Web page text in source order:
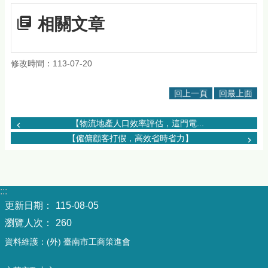
相關文章
修改時間：113-07-20
回上一頁 回最上面
【物流地產人口效率評估，這門電...
【僱傭顧客打假，高效省時省力】
:::
更新日期：
115-08-05
瀏覽人次：
260
資料維護：(外) 臺南市工商策進會